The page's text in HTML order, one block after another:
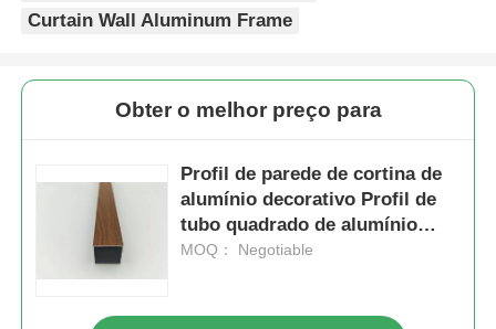
Perfil de alumínio polido
perfis de alumínio do revestimento de madeira
Perfis de acabamento de alumínio
Profissionais de extrusão de extrusores de calor de
Curtain Wall Aluminum Frame
Obter o melhor preço para
Profil de parede de cortina de
alumínio decorativo Profil de
tubo quadrado de alumínio
extrudido retangular
MOQ： Negotiable